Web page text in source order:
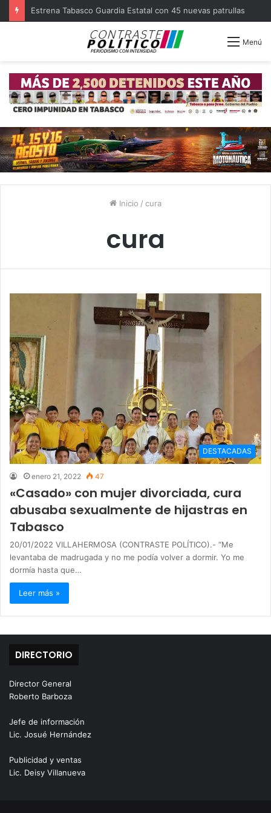
Estrena Tabasco Guardia Estatal con 45 nuevas patrullas
Menú
Inicio / cura
cura
DESTACADAS
enero 21, 2022 47
«Casado» con mujer divorciada, cura
abusaba sexualmente de hijastras en
Tabasco
20/01/2022 VILLAHERMOSA (CONTRASTE POLÍTICO).- “Me
levantaba de madrugada y no me podía volver a dormir. Yo me
dormía hasta que…
Leer más »
DIRECTORIO
Director General
Roberto Barboza
Jefe de información
Lic. Josué Hernández
Publicidad y ventas
Lic. Deisy Villanueva